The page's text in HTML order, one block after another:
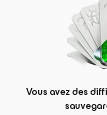
Vous avez des